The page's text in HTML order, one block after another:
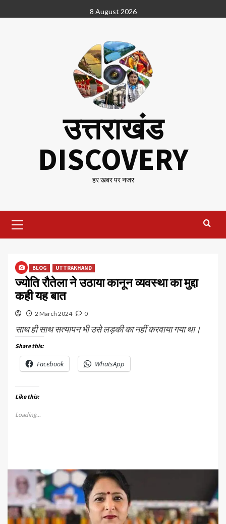
to
8 August 2026
उत्तराखंड
DISCOVERY
हर खबर पर नजर
Menu
BLOG UTTRAKHAND
ज्योति रौतेला ने उठाया कानून व्यवस्था का मुद्दा
कही यह बात
2 March 2024 0
साथ ही साथ सत्यापन भी उसे लड़की का नहीं करवाया गया था।
Share this:
Facebook WhatsApp
Like this:
Loading...